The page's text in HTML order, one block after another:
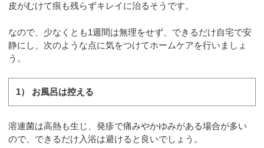
皮がむけて痕も残らずキレイに治るそうです。
なので、少なくとも1週間は無理をせず、できるだけ自宅で安
静にし、次のような点に気をつけてホームケアを行いましょ
う。
1） お風呂は控える
溶連菌は高熱も生じ、発疹で痛みやかゆみがある場合が多い
ので、できるだけ入浴は避けると良いでしょう。